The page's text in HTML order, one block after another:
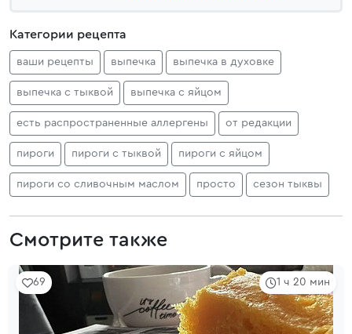
Категории рецепта
ваши рецепты выпечка выпечка в духовке
выпечка с тыквой выпечка с яйцом
есть распространенные аллергены от редакции
пироги пироги с тыквой пироги с яйцом
пироги со сливочным маслом просто сезон тыквы
Смотрите также
1 ч 20 мин
69